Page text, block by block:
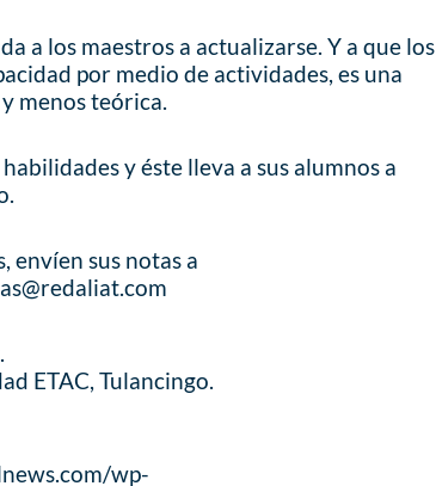
a los maestros a actualizarse. Y a que los
por medio de actividades, es una
menos teórica.
y éste lleva a sus alumnos a
envíen sus notas a
ETAC, Tulancingo.
wp-